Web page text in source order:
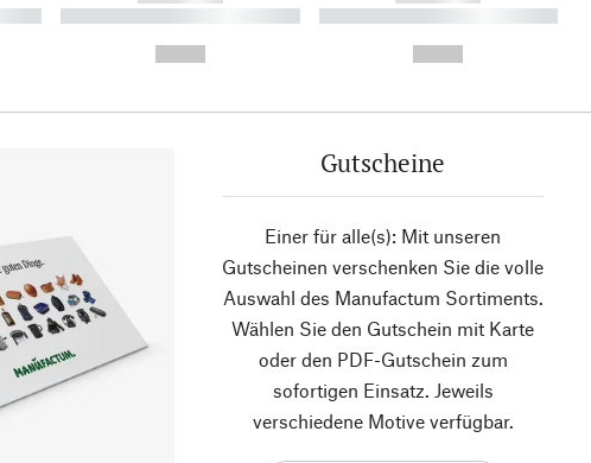
----------- ----------- ----------
----------- ----------- ----------
Gutscheine
Einer für alle(s): Mit unseren
Gutscheinen verschenken Sie die volle
Auswahl des Manufactum Sortiments.
Wählen Sie den Gutschein mit Karte
oder den PDF-Gutschein zum
sofortigen Einsatz. Jeweils
verschiedene Motive verfügbar.